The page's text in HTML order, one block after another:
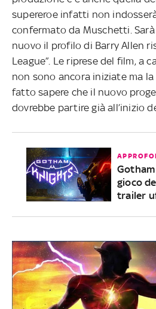
supereroe infatti non indosserà
confermato da Muschetti.
nuovo il profilo di Barry Allen
League”. Le riprese del film, a
non sono ancora iniziate ma
fatto sapere che il nuovo
dovrebbe partire già all’inizio
gioco
trailer